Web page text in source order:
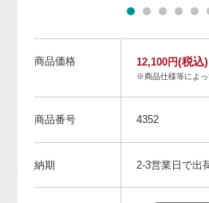
商品価格 12,100円(税込)
※商品仕様等によっ
商品番号 4352
納期 2-3営業日で出